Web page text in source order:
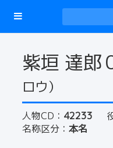
紫垣 達郎
ロウ）
人物CD： 42233
名称区分： 本名